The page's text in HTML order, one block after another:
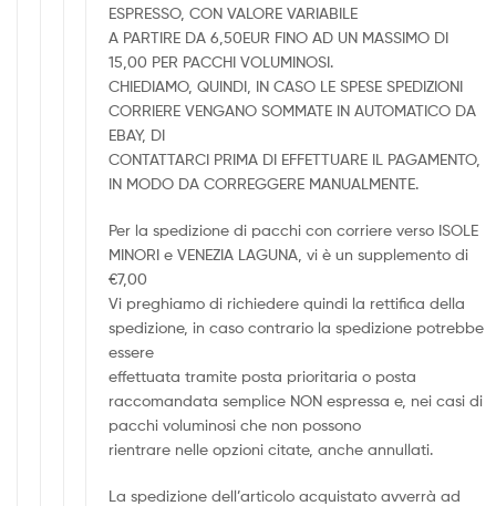
ESPRESSO, CON VALORE VARIABILE
A PARTIRE DA 6,50EUR FINO AD UN MASSIMO DI
15,00 PER PACCHI VOLUMINOSI.
CHIEDIAMO, QUINDI, IN CASO LE SPESE SPEDIZIONI
CORRIERE VENGANO SOMMATE IN AUTOMATICO DA
EBAY, DI
CONTATTARCI PRIMA DI EFFETTUARE IL PAGAMENTO,
IN MODO DA CORREGGERE MANUALMENTE.
Per la spedizione di pacchi con corriere verso ISOLE
MINORI e VENEZIA LAGUNA, vi è un supplemento di
€7,00
Vi preghiamo di richiedere quindi la rettifica della
spedizione, in caso contrario la spedizione potrebbe
essere
effettuata tramite posta prioritaria o posta
raccomandata semplice NON espressa e, nei casi di
pacchi voluminosi che non possono
rientrare nelle opzioni citate, anche annullati.
La spedizione dell’articolo acquistato avverrà ad